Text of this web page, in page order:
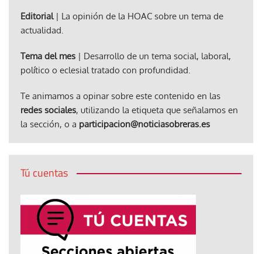
Editorial| La opinión de la HOAC sobre un tema de
actualidad.
Tema del mes | Desarrollo de un tema social, laboral,
político o eclesial tratado con profundidad.
Te animamos a opinar sobre este contenido en las
redes sociales, utilizando la etiqueta que señalamos en
la sección, o a participacion@noticiasobreras.es
Tú cuentas